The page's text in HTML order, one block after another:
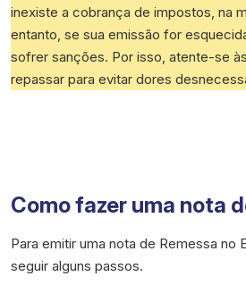
inexiste a cobrança de impostos, na
entanto, se sua emissão for
sofrer sanções. Por isso, atente-se
repassar para evitar dores
Como fazer uma nota
Para emitir uma nota de Remessa no
seguir alguns passos.